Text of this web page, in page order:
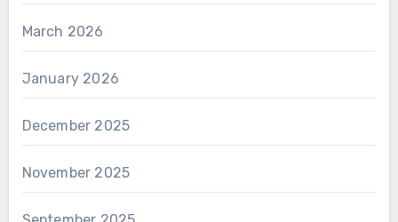
March 2026
January 2026
December 2025
November 2025